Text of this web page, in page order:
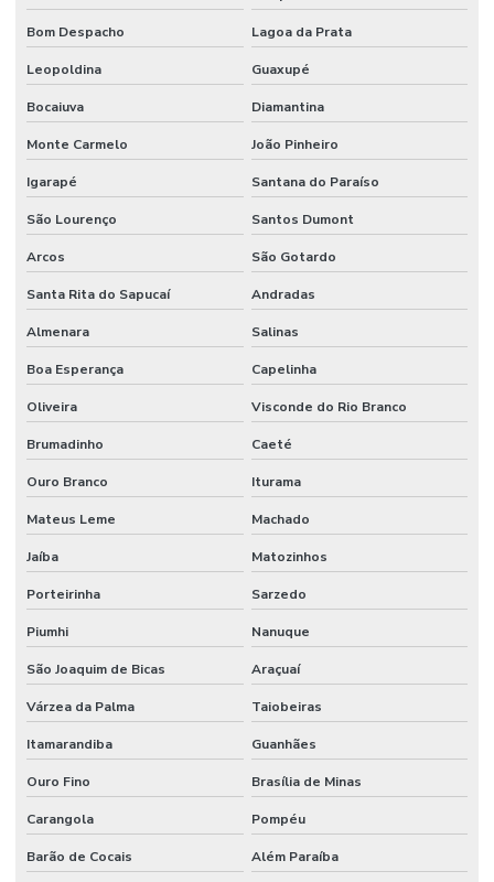
Bom Despacho Lagoa da Prata
Leopoldina Guaxupé
Bocaiuva Diamantina
Monte Carmelo João Pinheiro
Igarapé Santana do Paraíso
São Lourenço Santos Dumont
Arcos São Gotardo
Santa Rita do Sapucaí Andradas
Almenara Salinas
Boa Esperança Capelinha
Oliveira Visconde do Rio Branco
Brumadinho Caeté
Ouro Branco Iturama
Mateus Leme Machado
Jaíba Matozinhos
Porteirinha Sarzedo
Piumhi Nanuque
São Joaquim de Bicas Araçuaí
Várzea da Palma Taiobeiras
Itamarandiba Guanhães
Ouro Fino Brasília de Minas
Carangola Pompéu
Barão de Cocais Além Paraíba